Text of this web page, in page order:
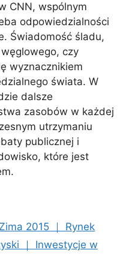
CNN, wspólnym
odpowiedzialności
Świadomość śladu,
czy
wyznacznikiem
świata. W
dalsze
zasobów w każdej
utrzymaniu
publicznej i
które jest
2015 ｜ Rynek
｜ Inwestycje w